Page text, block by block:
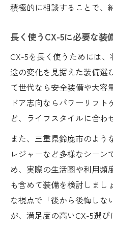
積極的に相談することで、
長く使うCX-5に必要な装
CX-5を長く使うためには
途の変化を見据えた装備選
て世代なら安全装備や大容
ドア志向ならパワーリフ
ど、ライフスタイルに合わ
また、三重県鈴鹿市のよう
レジャーなど多様なシーン
め、実際の生活圏や利用頻
も含めて装備を検討しまし
な視点で「後から後悔しな
が、満足度の高いCX-5選び